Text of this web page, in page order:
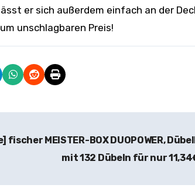
er sich außerdem einfach an der
unschlagbaren Preis!
fischer MEISTER-BOX DUOPOWER,
mit 132 Dübeln für nur